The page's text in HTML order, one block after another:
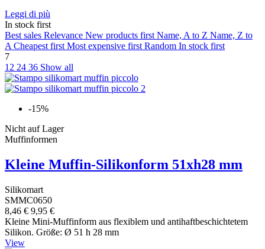
Leggi di più
In stock first
Best sales Relevance New products firstName, A to Z Name, Z to
ACheapest firstMost expensive firstRandom In stock first
7
12 24 36 Show all
-15%
Nicht auf Lager
Muffinformen
Kleine Muffin-Silikonform 51xh28 mm
Silikomart
SMMC0650
8,46 € 9,95 €
Kleine Mini-Muffinform aus flexiblem und antihaftbeschichtetem
Silikon. Größe: Ø 51 h 28 mm
View